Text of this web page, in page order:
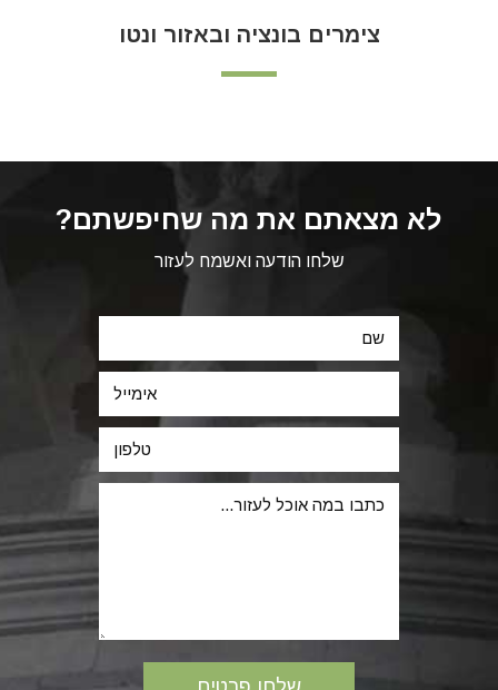
צימרים בונציה ובאזור ונטו
לא מצאתם את מה שחיפשתם?
שלחו הודעה ואשמח לעזור